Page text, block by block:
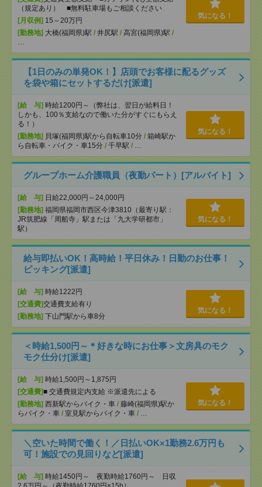
（規定あり） ■無料駐車場もご相談ください
[月収例] 15～20万円
[勤務地] 大橋(福岡県)駅 / 井尻駅 / 高宮(福岡県)駅 /
…
気になる！
【1日のみの単発OK！】店頭でお客様に配るグッズ
を袋や箱にセットするだけ[派遣]
[給 与] 時給1200円～（弊社は、翌日が給料日！
しかも、100％支給なので働いた分がすぐにもらえ
る！）
[勤務地] 貝塚(福岡県)駅から自転車10分 / 箱崎駅か
ら自転車・バイク・車15分 / 千早駅 / …
気になる！
グループホーム介護職員（夜勤パート）[アルバイト]
[給 与] 日給22,000円～24,000円
[勤務地] 福岡県福岡市西区今津3810（最寄り駅：
JR筑肥線「周船寺」駅または「九大学研都市」
駅）
気になる！
給与即払いOK！高時給！平日休み！日勤のお仕事！
ピッキング[派遣]
[給 与] 時給1222円
[交通費]交通費支給有り
[勤務地] 下山門駅から車8分
気になる！
＜時給1,500円～＊好きな時にお仕事＞文房具のモク
モク仕分け[派遣]
[給 与] 時給1,500円～1,875円
[交通費]■ 交通費規定内支給 ※派遣先による
[勤務地] 西新駅からバイク・車 / 藤崎(福岡県)駅か
らバイク・車 / 室見駅からバイク・車 / …
気になる！
＼空いた時間で働く！／日払いOK×1勤務2.6万円も
可！施設での見回りなど[派遣]
[給 与] 時給1450円～ 夜勤時給1760円～ 日収